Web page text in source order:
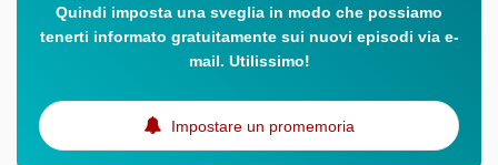
Quindi imposta una sveglia in modo che possiamo
tenerti informato gratuitamente sui nuovi episodi via e-
mail. Utilissimo!
Impostare un promemoria